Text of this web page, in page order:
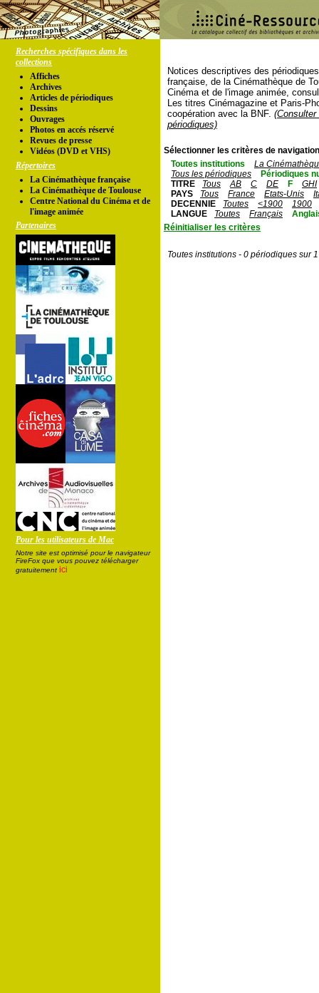
Recherches spécifiques dans les
collections
Affiches
Archives
Articles de périodiques
Dessins
Ouvrages
Photos en accés réservé
Revues de presse
Vidéos (DVD et VHS)
Répertoires
La Cinémathèque française
La Cinémathèque de Toulouse
Centre National du Cinéma et de
l'image animée
Partenaires
Pour les utilisateurs de Mac
Notre site est optimisé pour le navigateur
FireFox que vous pouvez télécharger
gratuitement ici
Notices descriptives des
française, de la Cinémathèque de
Cinéma et de l'image animée,
Les titres Cinémagazine et Paris-
coopération avec la BNF.
périodiques)
Sélectionner les critères de
Toutes institutions
La
Tous les périodiques
Périodiques
TITRE
Tous AB C DE F
GHI
PAYS
Tous France Etats-Unis
DECENNIE
Toutes <1900
1900
LANGUE
Toutes Français
Réinitialiser les critères
Toutes institutions - 0 périodiques sur